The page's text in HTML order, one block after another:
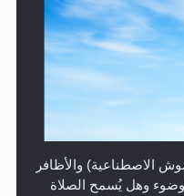
إرساء الأمن
الاصطناعية) والأظافر
وهل يُسمح الصلاة